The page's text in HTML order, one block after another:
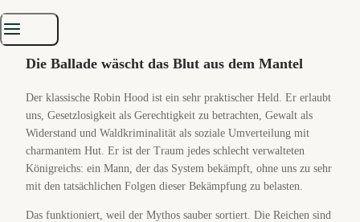
Die Ballade wäscht das Blut aus dem Mantel
Der klassische Robin Hood ist ein sehr praktischer Held. Er erlaubt
uns, Gesetzlosigkeit als Gerechtigkeit zu betrachten, Gewalt als
Widerstand und Waldkriminalität als soziale Umverteilung mit
charmantem Hut. Er ist der Traum jedes schlecht verwalteten
Königreichs: ein Mann, der das System bekämpft, ohne uns zu sehr
mit den tatsächlichen Folgen dieser Bekämpfung zu belasten.
Das funktioniert, weil der Mythos sauber sortiert. Die Reichen sind